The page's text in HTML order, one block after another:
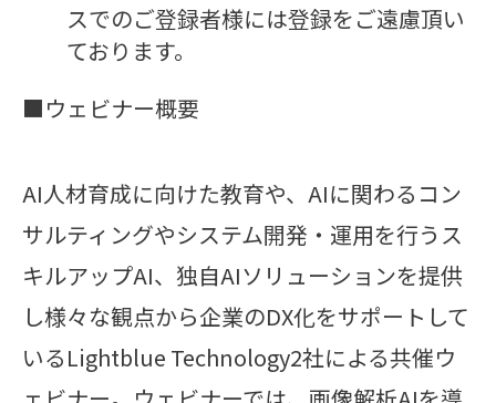
スでのご登録者様には登録をご遠慮頂い
ております。
■ウェビナー概要
AI人材育成に向けた教育や、AIに関わるコン
サルティングやシステム開発・運用を行うス
キルアップAI、独⾃AIソリューションを提供
し様々な観点から企業のDX化をサポートして
いるLightblue Technology2社による共催ウ